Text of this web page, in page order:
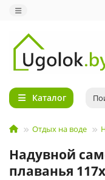
Каталог
Отдых на воде
Надувной
плаванья